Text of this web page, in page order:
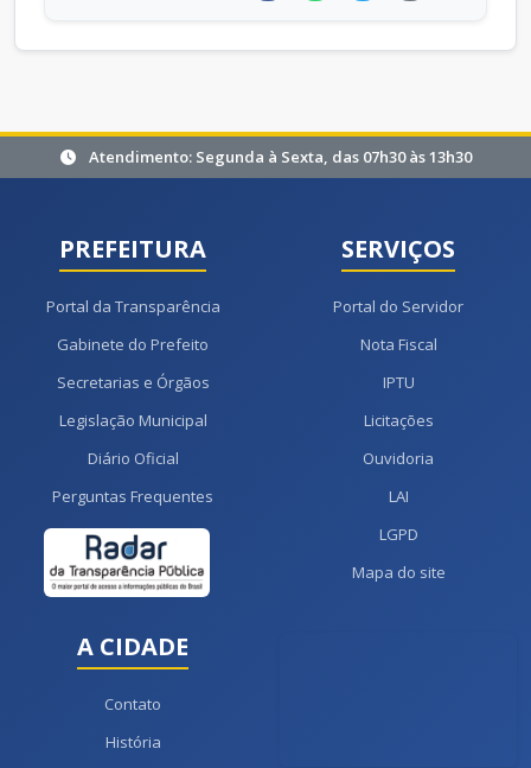
Atendimento: Segunda à Sexta, das 07h30 às 13h30
PREFEITURA
Portal da Transparência
Gabinete do Prefeito
Secretarias e Órgãos
Legislação Municipal
Diário Oficial
Perguntas Frequentes
SERVIÇOS
Portal do Servidor
Nota Fiscal
IPTU
Licitações
Ouvidoria
LAI
LGPD
Mapa do site
A CIDADE
Contato
História